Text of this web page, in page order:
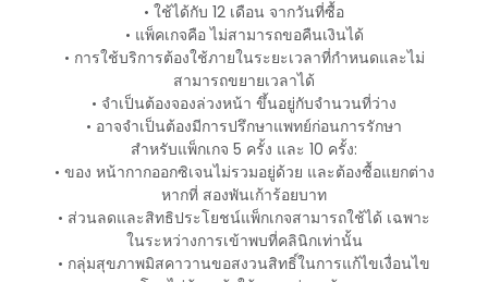
• ใช้ได้กับ 12 เดือน จากวันที่ซื้อ
• แพ็คเกจคือไม่สามารถขอคืนเงินได้
• การใช้บริการต้องใช้ภายในระยะเวลาที่กำหนดและไม่
สามารถขยายเวลาได้
• จำเป็นต้องจองล่วงหน้า ขึ้นอยู่กับจำนวนที่ว่าง
• อาจจำเป็นต้องมีการปรึกษาแพทย์ก่อนการรักษา
สำหรับแพ็กเกจ 5 ครั้ง และ 10 ครั้ง:
• ของ หน้ากากออกซิเจนไม่รวมอยู่ด้วย และต้องซื้อแยกต่าง
หากที่ สองพันเก้าร้อยบาท
• ส่วนลดและสิทธิประโยชน์แพ็กเกจสามารถใช้ได้ เฉพาะ
ในระหว่างการเข้าพบที่คลินิกเท่านั้น
• กลุ่มสุขภาพมิสคาวานขอสงวนสิทธิ์ในการแก้ไขเงื่อนไข